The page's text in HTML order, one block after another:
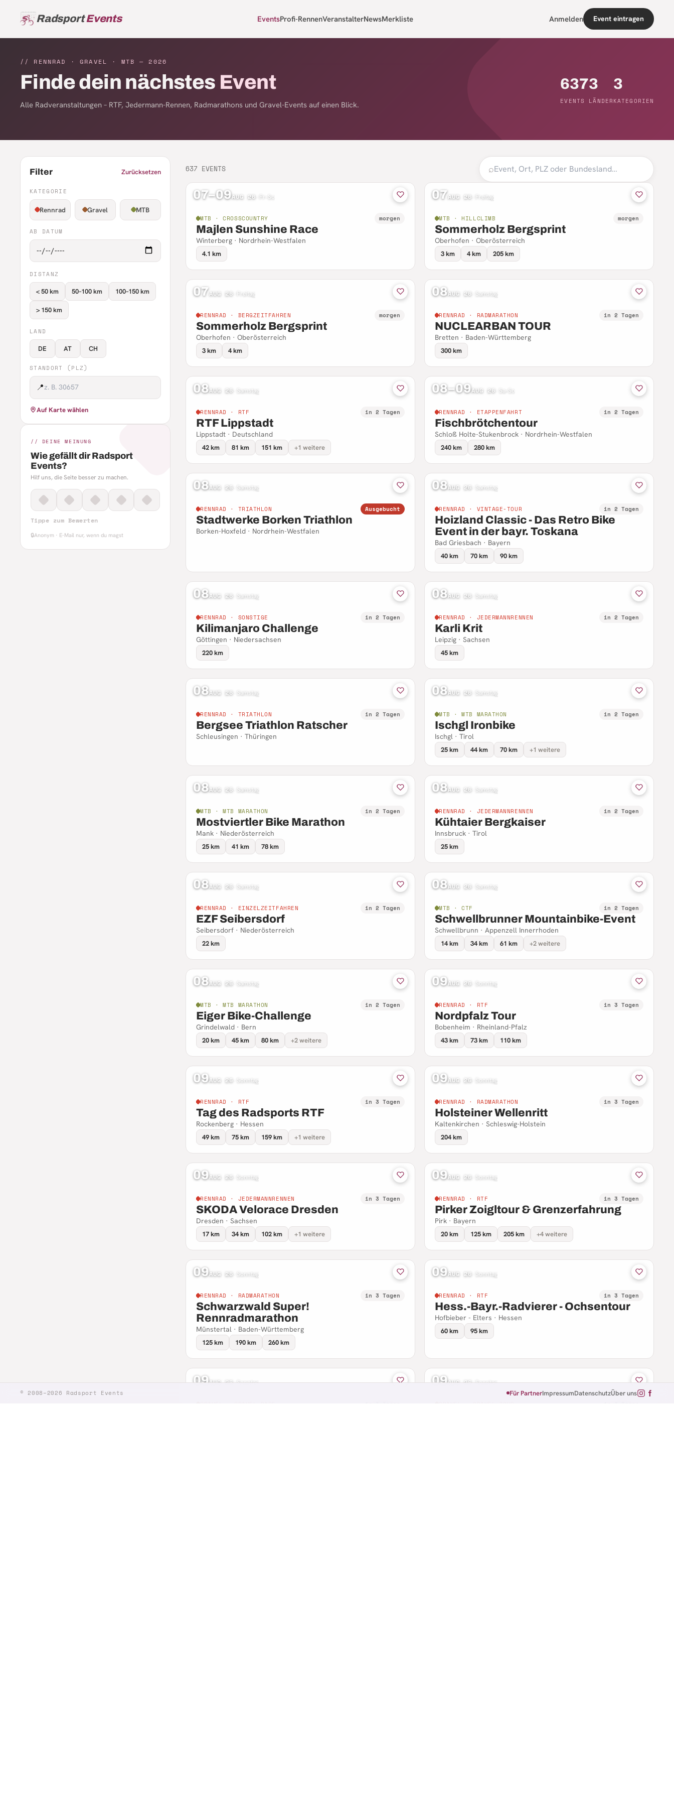
RadsportEvents EventsProfi-RennenVeranstalterNewsMerkliste Anmelden Event eintragen
// RENNRAD · GRAVEL · MTB —2026
Finde dein nächstes Event
Alle Radveranstaltungen – RTF, Jedermann-Rennen, Radmarathons und Gravel-Events auf einen Blick.
637
EVENTS
3
LÄNDER
3
KATEGORIEN
Filter Zurücksetzen
KATEGORIE
Rennrad Gravel MTB
AB DATUM
DISTANZ
< 50 km 50–100 km 100–150 km
> 150 km
LAND
DE AT CH
STANDORT (PLZ)
📍
Auf Karte wählen
// DEINE MEINUNG
Wie gefällt dir Radsport
Events?
Hilf uns, die Seite besser zu machen.
Tippe zum Bewerten
🔒Anonym · E-Mail nur, wenn du magst
637 EVENTS ⌕
07–09AUG 26· Fr–So
MTB · CROSSCOUNTRY morgen
Majlen Sunshine Race
Winterberg · Nordrhein-Westfalen
4.1 km
07AUG 26· Freitag
MTB · HILLCLIMB morgen
Sommerholz Bergsprint
Oberhofen · Oberösterreich
3 km 4 km 205 km
07AUG 26· Freitag
RENNRAD · BERGZEITFAHREN morgen
Sommerholz Bergsprint
Oberhofen · Oberösterreich
3 km 4 km
08AUG 26· Samstag
RENNRAD · RADMARATHON in 2 Tagen
NUCLEARBAN TOUR
Bretten · Baden-Württemberg
300 km
08AUG 26· Samstag
RENNRAD · RTF in 2 Tagen
RTF Lippstadt
Lippstadt · Deutschland
42 km 81 km 151 km +1 weitere
08–09AUG 26· Sa–So
RENNRAD · ETAPPENFAHRT in 2 Tagen
Fischbrötchentour
Schloß Holte-Stukenbrock · Nordrhein-Westfalen
240 km 280 km
08AUG 26· Samstag
RENNRAD · TRIATHLON Ausgebucht
Stadtwerke Borken Triathlon
Borken-Hoxfeld · Nordrhein-Westfalen
08AUG 26· Samstag
RENNRAD · VINTAGE-TOUR in 2 Tagen
Hoizland Classic - Das Retro Bike
Event in der bayr. Toskana
Bad Griesbach · Bayern
40 km 70 km 90 km
08AUG 26· Samstag
RENNRAD · SONSTIGE in 2 Tagen
Kilimanjaro Challenge
Göttingen · Niedersachsen
220 km
08AUG 26· Samstag
RENNRAD · JEDERMANNRENNEN in 2 Tagen
Karli Krit
Leipzig · Sachsen
45 km
08AUG 26· Samstag
RENNRAD · TRIATHLON in 2 Tagen
Bergsee Triathlon Ratscher
Schleusingen · Thüringen
08AUG 26· Samstag
MTB · MTB MARATHON in 2 Tagen
Ischgl Ironbike
Ischgl · Tirol
25 km 44 km 70 km +1 weitere
08AUG 26· Samstag
MTB · MTB MARATHON in 2 Tagen
Mostviertler Bike Marathon
Mank · Niederösterreich
25 km 41 km 78 km
08AUG 26· Samstag
RENNRAD · JEDERMANNRENNEN in 2 Tagen
Kühtaier Bergkaiser
Innsbruck · Tirol
25 km
08AUG 26· Samstag
RENNRAD · EINZELZEITFAHREN in 2 Tagen
EZF Seibersdorf
Seibersdorf · Niederösterreich
22 km
08AUG 26· Samstag
MTB · CTF in 2 Tagen
Schwellbrunner Mountainbike-Event
Schwellbrunn · Appenzell Innerrhoden
14 km 34 km 61 km +2 weitere
08AUG 26· Samstag
MTB · MTB MARATHON in 2 Tagen
Eiger Bike-Challenge
Grindelwald · Bern
20 km 45 km 80 km +2 weitere
09AUG 26· Sonntag
RENNRAD · RTF in 3 Tagen
Nordpfalz Tour
Bobenheim · Rheinland-Pfalz
43 km 73 km 110 km
09AUG 26· Sonntag
RENNRAD · RTF in 3 Tagen
Tag des Radsports RTF
Rockenberg · Hessen
49 km 75 km 159 km +1 weitere
09AUG 26· Sonntag
RENNRAD · RADMARATHON in 3 Tagen
Holsteiner Wellenritt
Kaltenkirchen · Schleswig-Holstein
204 km
09AUG 26· Sonntag
RENNRAD · JEDERMANNRENNEN in 3 Tagen
SKODA Velorace Dresden
Dresden · Sachsen
17 km 34 km 102 km +1 weitere
09AUG 26· Sonntag
RENNRAD · RTF in 3 Tagen
Pirker Zoigltour & Grenzerfahrung
Pirk · Bayern
20 km 125 km 205 km +4 weitere
09AUG 26· Sonntag
RENNRAD · RADMARATHON in 3 Tagen
Schwarzwald Super!
Rennradmarathon
Münstertal · Baden-Württemberg
125 km 190 km 260 km
09AUG 26· Sonntag
RENNRAD · RTF in 3 Tagen
Hess.-Bayr.-Radvierer - Ochsentour
Hofbieber - Elters · Hessen
60 km 95 km
09AUG 26·Sonntag 09AUG 26·Sonntag
© 2008–2026 Radsport Events Für PartnerImpressumDatenschutzÜber uns